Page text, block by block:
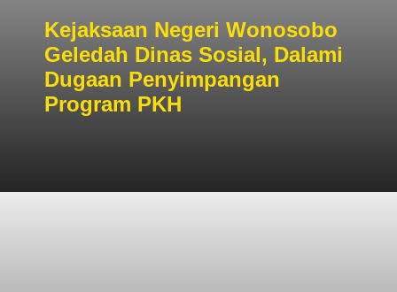
Kejaksaan Negeri Wonosobo
Geledah Dinas Sosial, Dalami
Dugaan Penyimpangan
Program PKH